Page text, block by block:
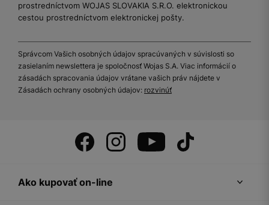
prostredníctvom WOJAS SLOVAKIA S.R.O. elektronickou
cestou prostredníctvom elektronickej pošty.
Správcom Vašich osobných údajov spracúvaných v súvislosti so
zasielaním newslettera je spoločnosť Wojas S.A. Viac informácií o
zásadách spracovania údajov vrátane vašich práv nájdete v
Zásadách ochrany osobných údajov: rozvinúť
Ako kupovať on-line